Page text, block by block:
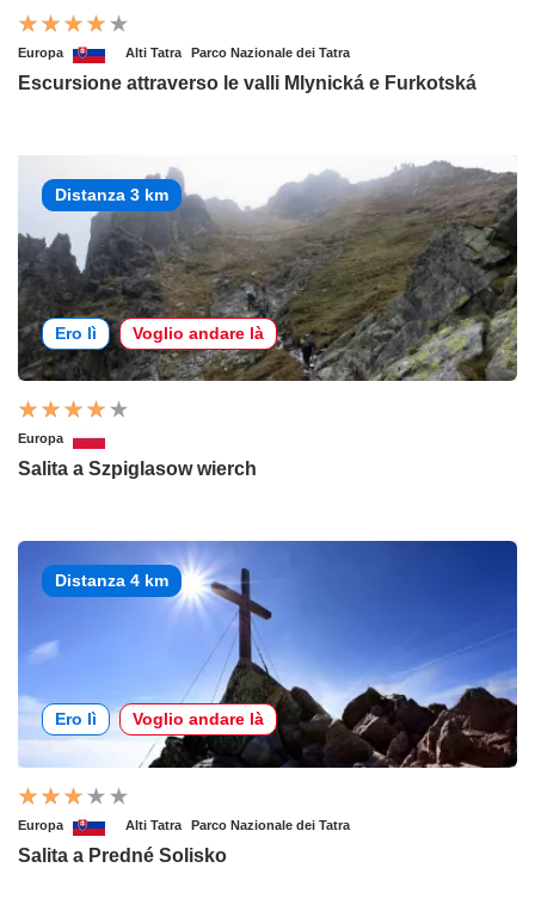
Europa Alti Tatra Parco Nazionale dei Tatra
Escursione attraverso le valli Mlynická e Furkotská
Distanza 3 km
Ero lì Voglio andare là
Europa
Salita a Szpiglasow wierch
Distanza 4 km
Ero lì Voglio andare là
Europa Alti Tatra Parco Nazionale dei Tatra
Salita a Predné Solisko